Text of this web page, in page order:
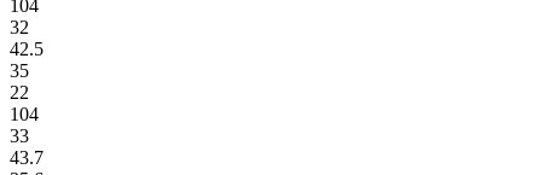
104
32
42.5
35
22
104
33
43.7